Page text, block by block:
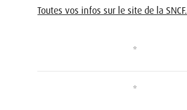
Toutes vos infos sur le site de la SNCF.
*
*